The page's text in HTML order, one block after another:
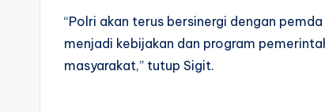
“Polri akan terus bersinergi dengan
menjadi kebijakan dan program
masyarakat,” tutup Sigit.